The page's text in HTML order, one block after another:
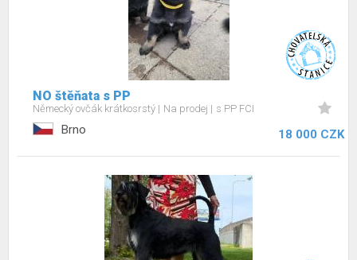
NO štěňata s PP
Německý ovčák krátkosrstý Na prodej s PP FCI
Brno 18 000 CZK